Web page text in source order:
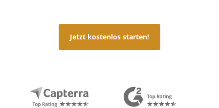
Jetzt kostenlos starten!